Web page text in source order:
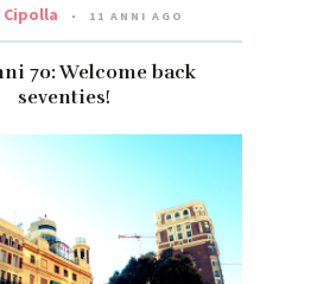
Cipolla 11 ANNI AGO
70: Welcome back
seventies!